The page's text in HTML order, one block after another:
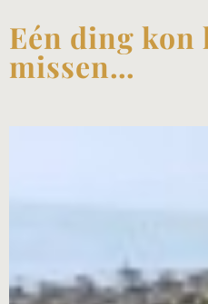
Eén ding
missen…